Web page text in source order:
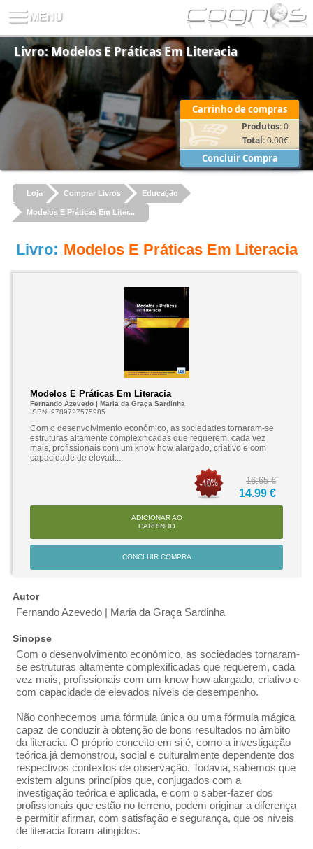
Carrinho de compras
Produtos:0
Total:0.00€
Concluir Compra
Livro: Modelos E Práticas Em Literacia
Loja Comprar Livros Educação
Modelos E Práticas Em Liter...
Livro: Modelos E Práticas Em Literacia
Modelos E Práticas Em Literacia
Fernando Azevedo | Maria da Graça Sardinha
ISBN: 9789727575985
Com o desenvolvimento económico, as sociedades tornaram-se
estruturas altamente complexificadas que requerem, cada vez
mais, profissionais com um know how alargado, criativo e com
capacidade de elevad...
16.65 €
14.99 €
ADICIONAR AO
CARRINHO
CONCLUIR COMPRA
Autor
Fernando Azevedo | Maria da Graça Sardinha
Sinopse
Com o desenvolvimento económico, as sociedades tornaram-
se estruturas altamente complexificadas que requerem, cada
vez mais, profissionais com um know how alargado, criativo e
com capacidade de elevados níveis de desempenho.
Não conhecemos uma fórmula única ou uma fórmula mágica
capaz de conduzir à obtenção de bons resultados no âmbito
da literacia. O próprio conceito em si é, como a investigação
teórica já demonstrou, social e culturalmente dependente dos
respectivos contextos de observação. Todavia, sabemos que
existem alguns princípios que, conjugados com a
investigação teórica e aplicada, e com o saber-fazer dos
profissionais que estão no terreno, podem originar a diferença
e permitir afirmar, com satisfação e segurança, que os níveis
de literacia foram atingidos.